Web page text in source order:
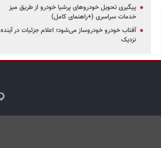
پیگیری تحویل خودروهای پرشیا خودرو از طریق میز
خدمات سراسری (+راهنمای کامل)
آفتاب خودرو خودروساز می‌شود؛ اعلام جزئیات در آینده
نزدیک